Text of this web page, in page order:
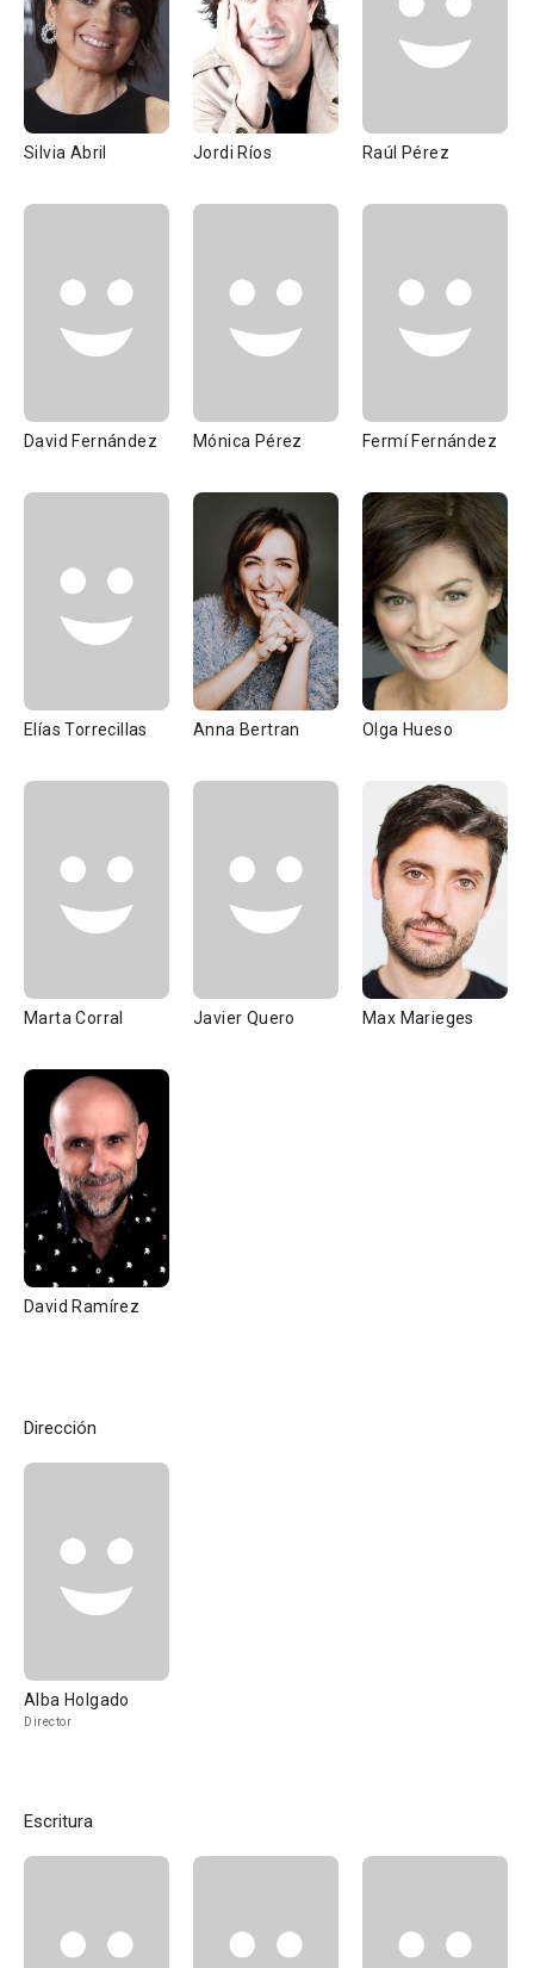
Silvia Abril Jordi Ríos Raúl Pérez
David Fernández Mónica Pérez Fermí Fernández
Elías Torrecillas Anna Bertran Olga Hueso
Marta Corral Javier Quero Max Marieges
David Ramírez
Dirección
Alba Holgado
Director
Escritura